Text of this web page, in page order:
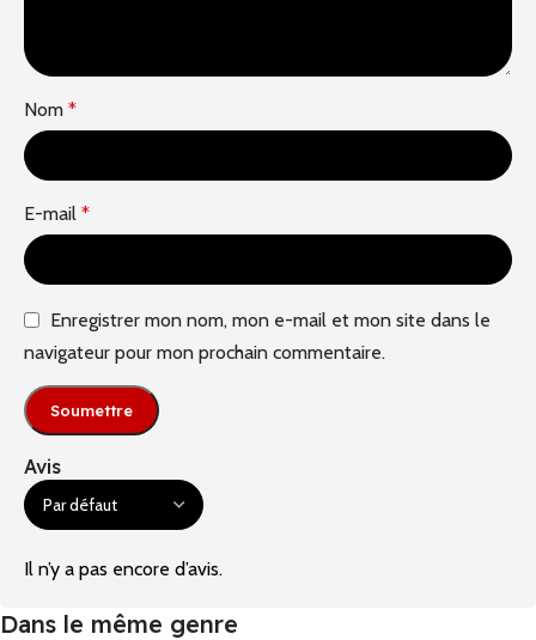
Avis
Il n’y a pas encore d’avis.
Nom *
E-mail *
Enregistrer mon nom, mon e-mail et mon site dans le
navigateur pour mon prochain commentaire.
Dans le même genre